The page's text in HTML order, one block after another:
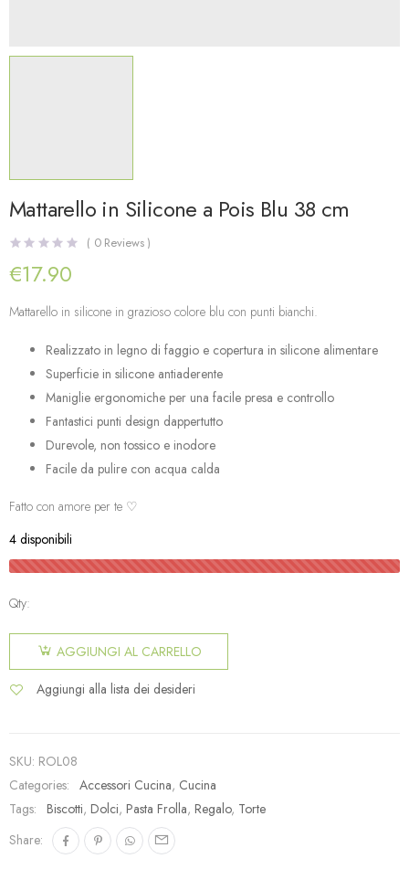
Mattarello in Silicone a Pois Blu 38 cm
( 0Reviews )
€17.90
Mattarello in silicone in grazioso colore blu con punti bianchi.
Realizzato in legno di faggio e copertura in silicone alimentare
Superficie in silicone antiaderente
Maniglie ergonomiche per una facile presa e controllo
Fantastici punti design dappertutto
Durevole, non tossico e inodore
Facile da pulire con acqua calda
Fatto con amore per te ♡
4 disponibili
Qty:
AGGIUNGI AL CARRELLO
Aggiungi alla lista dei desideri
SKU: ROL08
Categories: Accessori Cucina, Cucina
Tags: Biscotti, Dolci, Pasta Frolla, Regalo, Torte
Share: